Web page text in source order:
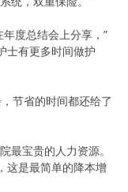
度总结会上分享，”
士有更多时间做护
节省的时间都还给了
最宝贵的人力资源。
这是最简单的降本增